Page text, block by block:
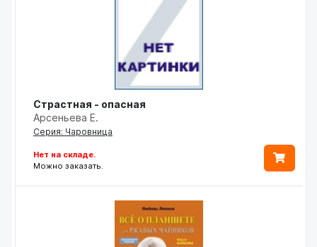
Страстная - опасная
Арсеньева Е.
Серия: Чаровница
Нет на складе.
Можно заказать.